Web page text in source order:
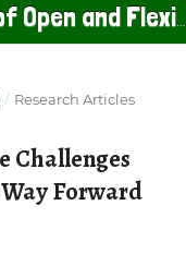
/ Research Articles
Challenges
Forward